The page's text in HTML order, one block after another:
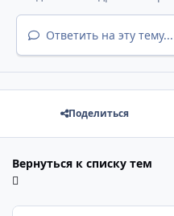
Ответить на эту тему...
Поделиться
Вернуться к списку тем